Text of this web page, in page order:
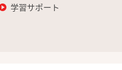
学習サポート